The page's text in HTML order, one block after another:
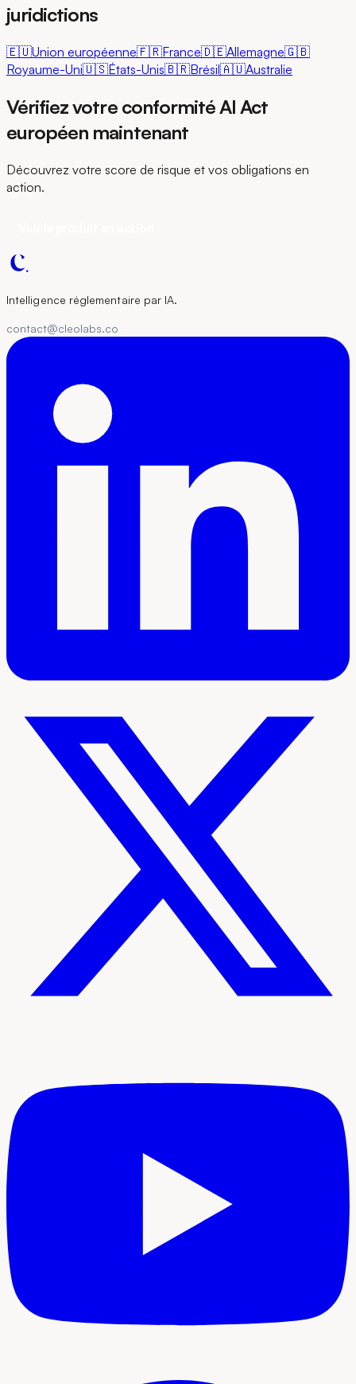
juridictions
🇪🇺Union européenne🇫🇷France🇩🇪Allemagne🇬🇧
Royaume-Uni🇺🇸États-Unis🇧🇷Brésil🇦🇺Australie
Vérifiez votre conformité AI Act
européen maintenant
Découvrez votre score de risque et vos obligations en
action.
Intelligence réglementaire par IA.
contact@cleolabs.co